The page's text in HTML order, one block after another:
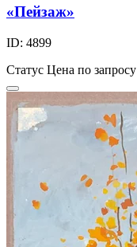
«Пейзаж»
ID: 4899
Статус Цена по запросу